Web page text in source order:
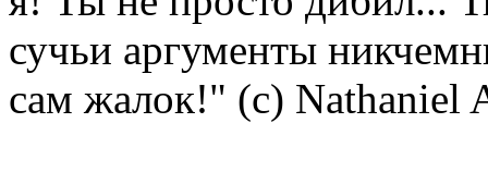
сучьи аргументы
сам жалок!" (с) Nathaniel